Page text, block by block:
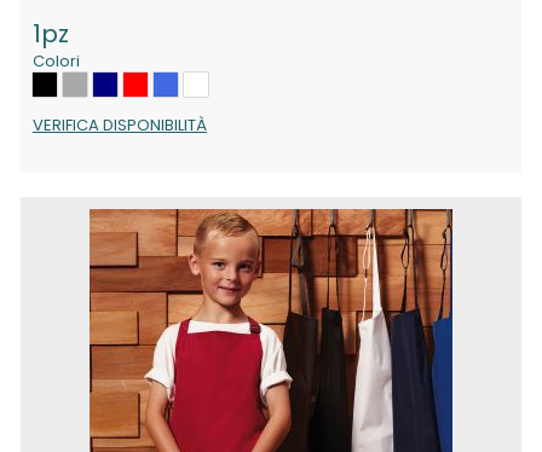
1pz
Colori
VERIFICA DISPONIBILITÀ